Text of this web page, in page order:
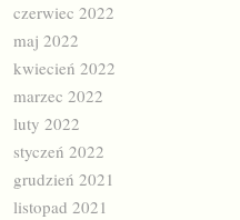
czerwiec 2022
maj 2022
kwiecień 2022
marzec 2022
luty 2022
styczeń 2022
grudzień 2021
listopad 2021